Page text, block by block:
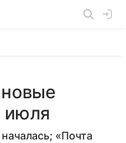
июля
«Почта